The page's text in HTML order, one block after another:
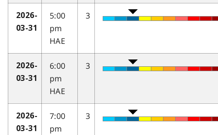
2026-
03-31
5:00
pm
HAE
3
2026-
03-31
6:00
pm
HAE
3
2026-
03-31
7:00
pm
3